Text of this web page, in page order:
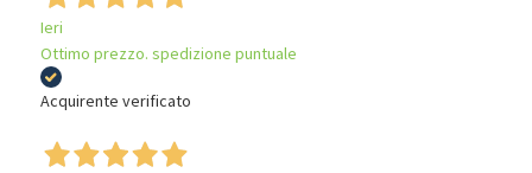
Ieri
Ottimo prezzo. spedizione puntuale
Acquirente verificato